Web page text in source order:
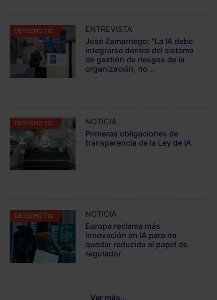
DERECHO TIC
ENTREVISTA
José Zamarriego: "La IA debe
integrarse dentro del sistema
de gestión de riesgos de la
organización, no...
DERECHO TIC
NOTICIA
Primeras obligaciones de
transparencia de la Ley de IA
DERECHO TIC
NOTICIA
Europa reclama más
innovación en IA para no
quedar reducida al papel de
regulador
Ver más...